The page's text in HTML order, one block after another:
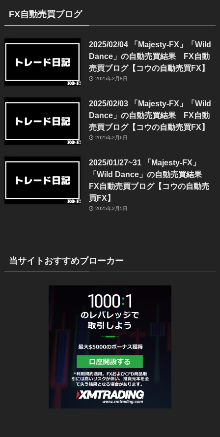
FX自動売買ブログ
2025/02/04 「Majesty-FX」「Wild
Dance」の自動売買結果 FX自動
売買ブログ【コウの自動売買FX】
2025年2月8日
2025/02/03 「Majesty-FX」「Wild
Dance」の自動売買結果 FX自動
売買ブログ【コウの自動売買FX】
2025年2月6日
2025/01/27~31 「Majesty-FX」
「Wild Dance」の自動売買結果
FX自動売買ブログ【コウの自動売
買FX】
2025年2月5日
当サイトおすすめブローカー